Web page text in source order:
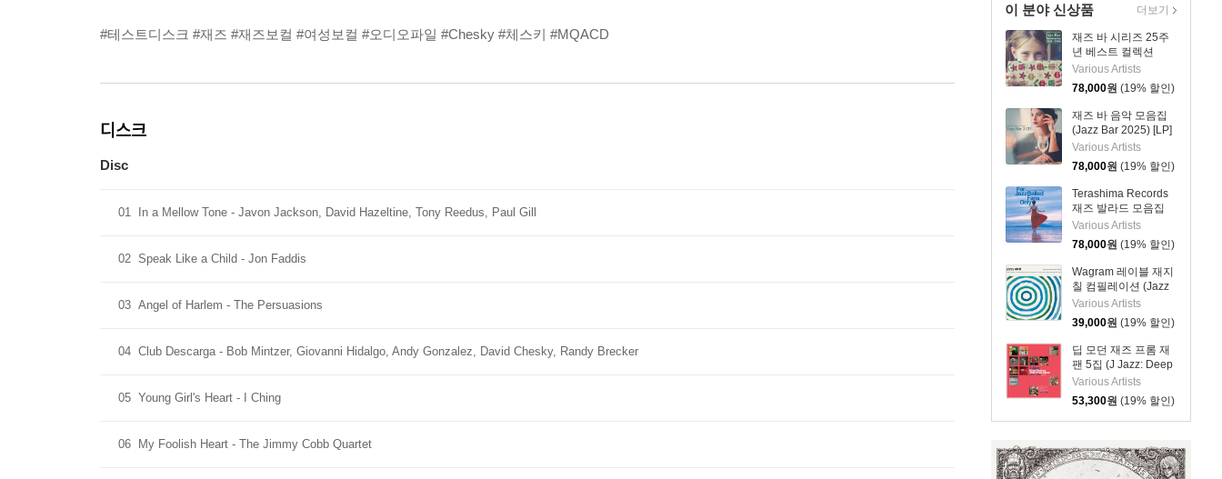
이 분야 신상품
재즈 바 시리즈 25주
년 베스트 컬렉션
(Jazz Bar: Yasukuni
Terashima Presents
Jazz Bar Best Of The
Early Years 2001-
2006) [LP]
Various Artists
78,000원 (19% 할인)
재즈 바 음악 모음집
(Jazz Bar 2025) [LP]
Various Artists
78,000원 (19% 할인)
Terashima Records
재즈 발라드 모음집
(For Jazz Ballad
Fans Only Vol. 6)
[LP]
Various Artists
78,000원 (19% 할인)
Wagram 레이블 재지
칠 컴필레이션 (Jazz
Chill) [LP]
Various Artists
39,000원 (19% 할인)
딥 모던 재즈 프롬 재
팬 5집 (J Jazz: Deep
Modern Jazz From
Japan Vol. 5)
Various Artists
53,300원 (19% 할인)
더보기
#테스트디스크 #재즈 #재즈보컬 #여성보컬 #오디오파일 #Chesky #체스키 #MQACD
디스크
Disc
01 In a Mellow Tone - Javon Jackson, David Hazeltine, Tony Reedus, Paul Gill
02 Speak Like a Child - Jon Faddis
03 Angel of Harlem - The Persuasions
04 Club Descarga - Bob Mintzer, Giovanni Hidalgo, Andy Gonzalez, David Chesky, Randy Brecker
05 Young Girl's Heart - I Ching
06 My Foolish Heart - The Jimmy Cobb Quartet